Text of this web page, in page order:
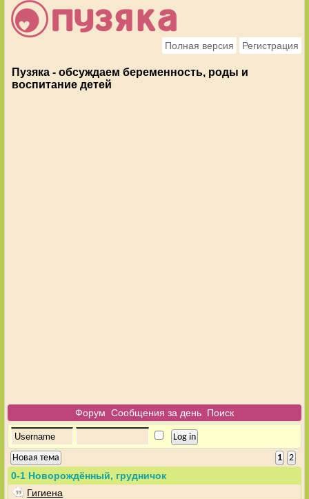
Полная версия Регистрация
Пузяка - обсуждаем беременность, роды и
воспитание детей
Форум Сообщения за день Поиск
1 2
Новая тема
0-1 Новорождённый, грудничок
Гигиена